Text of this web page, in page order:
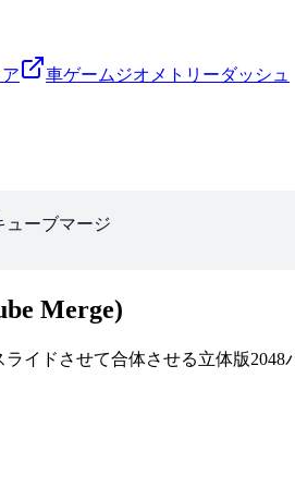
車ゲーム ジオメトリーダッシュ
ューブマージ
Merge)
イドさせて合体させる立体版